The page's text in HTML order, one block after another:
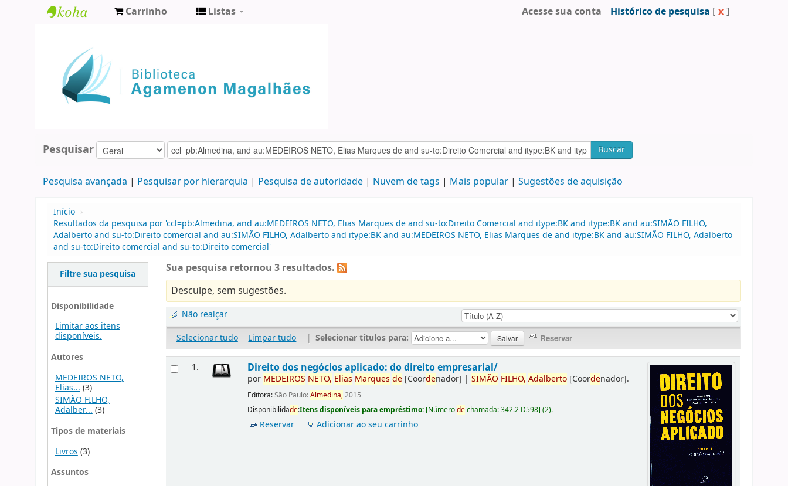
Agamenon
Magalhães
Carrinho Listas Acesse sua conta Histórico de pesquisa [ x ]
Pesquisar Buscar
Pesquisa avançada Pesquisar por hierarquia Pesquisa de autoridade Nuvem de tags Mais popular Sugestões de aquisição
Início ›
Resultados da pesquisa por 'ccl=pb:Almedina, and au:MEDEIROS NETO, Elias Marques de and su-to:Direito Comercial and itype:BK and itype:BK and au:SIMÃO FILHO,
Adalberto and su-to:Direito comercial and au:SIMÃO FILHO, Adalberto and itype:BK and au:MEDEIROS NETO, Elias Marques de and itype:BK and au:SIMÃO FILHO, Adalberto
and su-to:Direito comercial and su-to:Direito comercial'
Filtre sua pesquisa
Disponibilidade
Limitar aos itens
disponíveis.
Autores
MEDEIROS NETO,
Elias... (3)
SIMÃO FILHO,
Adalber...(3)
Tipos de materiais
Livros (3)
Assuntos
Sua pesquisa retornou 3 resultados.
Desculpe, sem sugestões.
Não realçar
Selecionar tudo
Limpar tudo | Selecionar títulos para:
1. Direito dos negócios aplicado: do direito empresarial/
por MEDEIROS NETO, Elias Marques de [Coordenador] |SIMÃO FILHO, Adalberto [Coordenador].
Editora:São Paulo:Almedina,2015
Disponibilidade:Itens disponíveis para empréstimo: [Númerodechamada:342.2 D598](2).
Reservar Adicionar ao seu carrinho